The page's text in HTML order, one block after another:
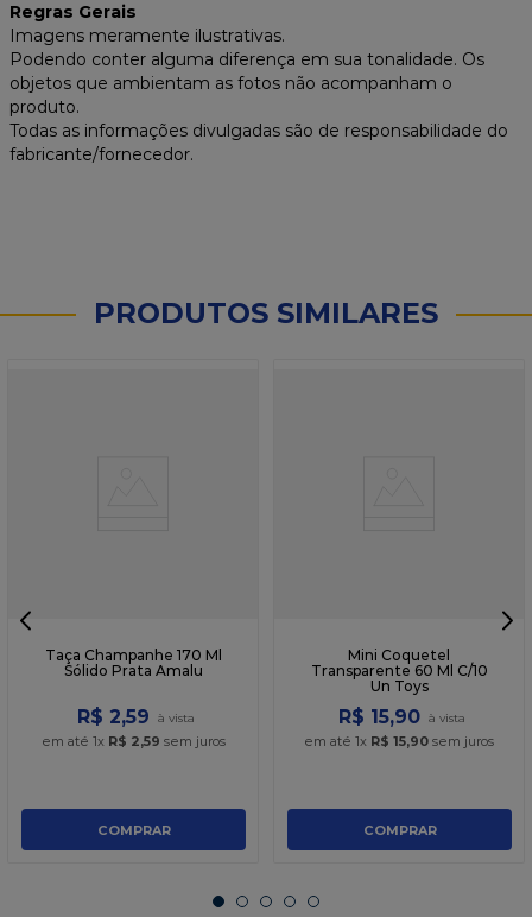
Regras Gerais
Imagens meramente ilustrativas.
Podendo conter alguma diferença em sua tonalidade. Os
objetos que ambientam as fotos não acompanham o
produto.
Todas as informações divulgadas são de responsabilidade do
fabricante/fornecedor.
PRODUTOS SIMILARES
Taça Champanhe 170 Ml
Sólido Prata Amalu
R$ 2,59
em até 1x R$ 2,59 sem juros
COMPRAR
Mini Coquetel
Transparente 60 Ml C/10
Un Toys
R$ 15,90
em até 1x R$ 15,90 sem juros
COMPRAR